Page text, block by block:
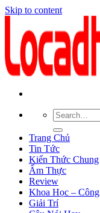
Skip to content
Trang Chủ
Tin Tức
Kiến Thức Chung
Ẩm Thực
Review
Khoa Học –
Giải Trí